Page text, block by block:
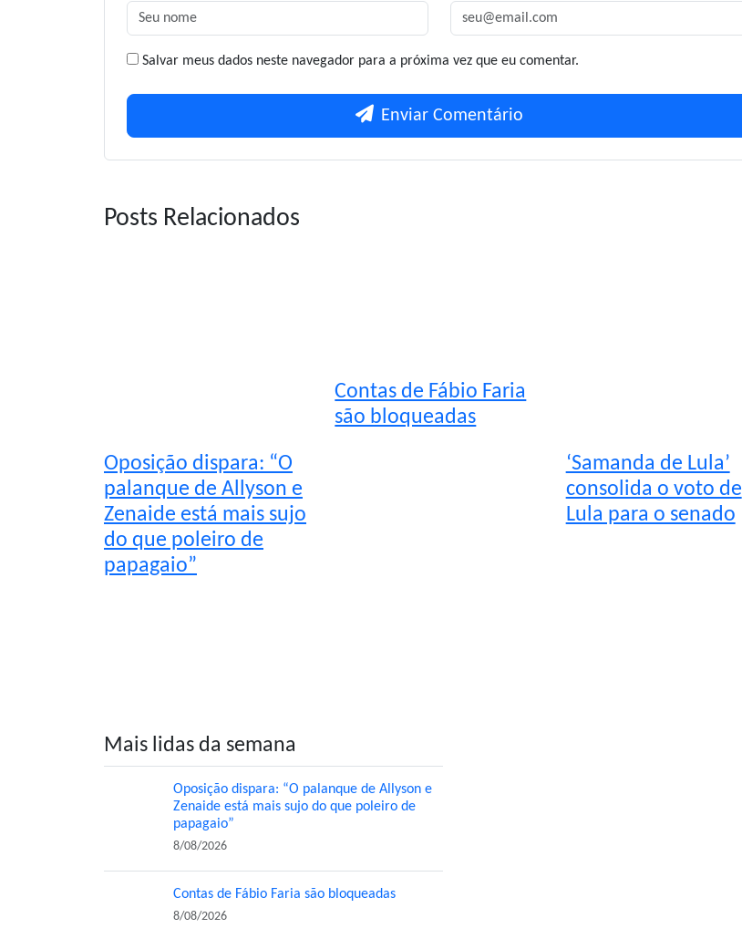
Salvar meus dados neste navegador para a próxima vez que eu comentar.
Enviar Comentário
Posts Relacionados
Oposição dispara: “O
palanque de Allyson e
Zenaide está mais sujo
do que poleiro de
papagaio”
Contas de Fábio Faria
são bloqueadas
‘Samanda de Lula’
consolida o voto de
Lula para o senado
Mais lidas da semana
Oposição dispara: “O palanque de Allyson e
Zenaide está mais sujo do que poleiro de
papagaio”
8/08/2026
Contas de Fábio Faria são bloqueadas
8/08/2026